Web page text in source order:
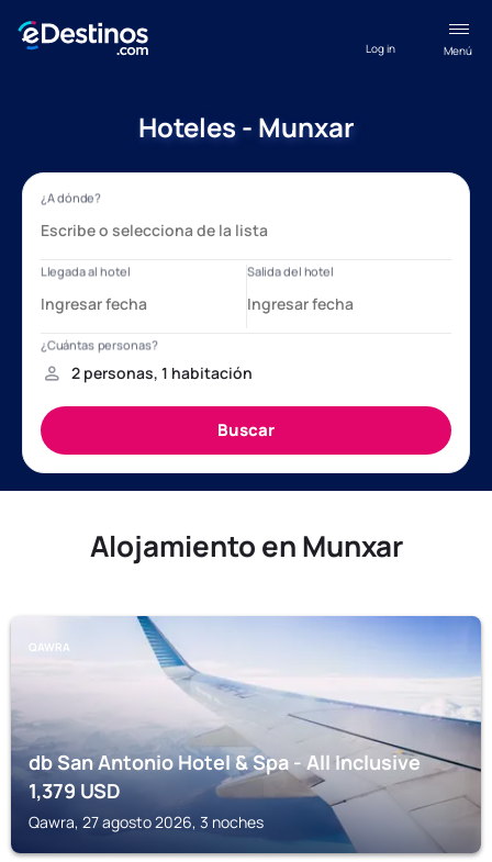
Menú
Log in
Hoteles - Munxar
Alojamiento en Munxar
QAWRA
db San Antonio Hotel & Spa - All Inclusive
1,379 USD
Qawra, 27 agosto 2026, 3 noches